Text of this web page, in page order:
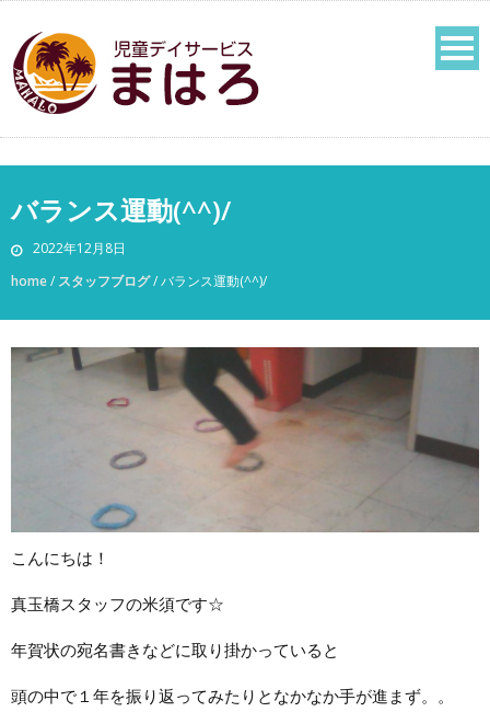
バランス運動(^^)/
2022年12月8日
home/ スタッフブログ/バランス運動(^^)/
こんにちは！
真玉橋スタッフの米須です☆
年賀状の宛名書きなどに取り掛かっていると
頭の中で１年を振り返ってみたりとなかなか手が進まず。。